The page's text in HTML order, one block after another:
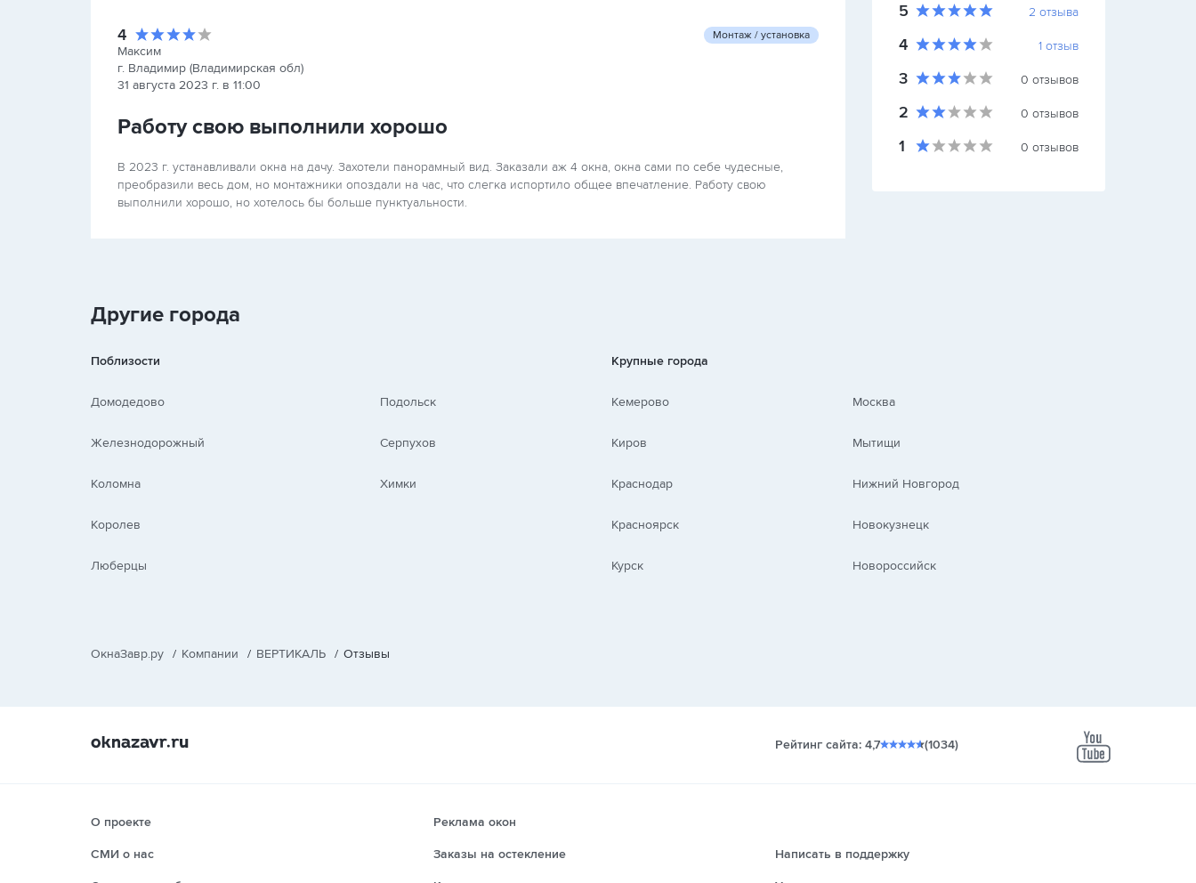
4
Максим
г. Владимир (Владимирская обл)
31 августа 2023 г. в 11:00
Монтаж / установка
Работу свою выполнили хорошо
В 2023 г. устанавливали окна на дачу. Захотели панорамный вид. Заказали аж 4 окна, окна сами по себе чудесные,
преобразили весь дом, но монтажники опоздали на час, что слегка испортило общее впечатление. Работу свою
выполнили хорошо, но хотелось бы больше пунктуальности.
5 2 отзыва
4 1 отзыв
3 0 отзывов
2 0 отзывов
1 0 отзывов
Другие города
Поблизости
Домодедово
Железнодорожный
Коломна
Королев
Люберцы
Подольск
Серпухов
Химки
Крупные города
Кемерово
Киров
Краснодар
Красноярск
Курск
Москва
Мытищи
Нижний Новгород
Новокузнецк
Новороссийск
ОкнаЗавр.ру / Компании / ВЕРТИКАЛЬ / Отзывы
Рейтинг сайта: 4,7 (1034)
youtube
О проекте
СМИ о нас
Реклама окон
Заказы на остекление Написать в поддержку